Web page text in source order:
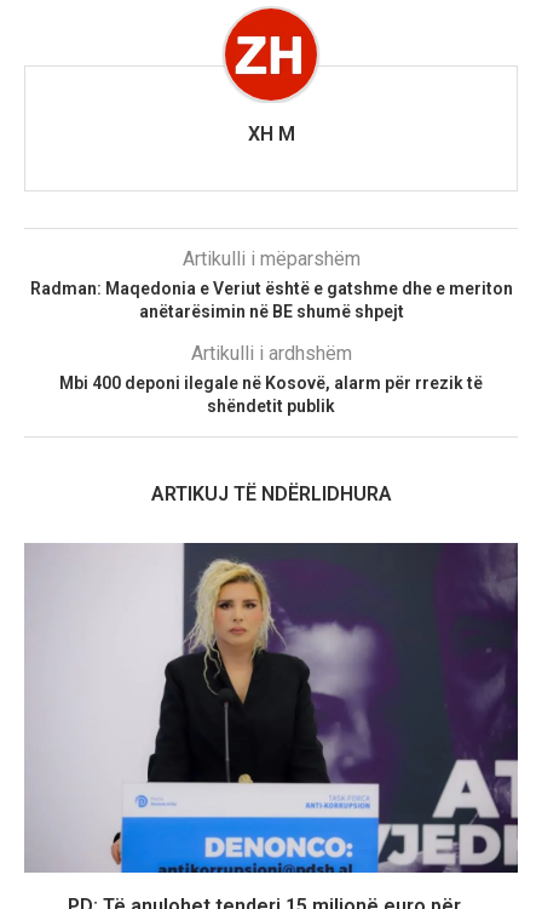
XH M
Artikulli i mëparshëm
Radman: Maqedonia e Veriut është e gatshme dhe e meriton
anëtarësimin në BE shumë shpejt
Artikulli i ardhshëm
Mbi 400 deponi ilegale në Kosovë, alarm për rrezik të
shëndetit publik
ARTIKUJ TË NDËRLIDHURA